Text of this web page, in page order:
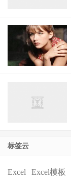
标签云
Excel Excel模板